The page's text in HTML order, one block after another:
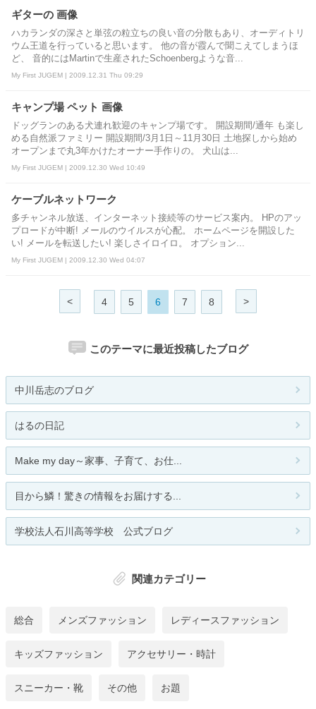
ギターの 画像
ハカランダの深さと単弦の粒立ちの良い音の分散もあり、オーディトリ
ウム王道を行っていると思います。 他の音が霞んで聞こえてしまうほ
ど、 音的にはMartinで生産されたSchoenbergような音...
My First JUGEM | 2009.12.31 Thu 09:29
キャンプ場 ペット 画像
ドッグランのある犬連れ歓迎のキャンプ場です。 開設期間/通年 も楽し
める自然派ファミリー 開設期間/3月1日～11月30日 土地探しから始め
オープンまで丸3年かけたオーナー手作りの。 犬山は...
My First JUGEM | 2009.12.30 Wed 10:49
ケーブルネットワーク
多チャンネル放送、インターネット接続等のサービス案内。 HPのアッ
プロードが中断! メールのウイルスが心配。 ホームページを開設した
い! メールを転送したい! 楽しさイロイロ。 オプション...
My First JUGEM | 2009.12.30 Wed 04:07
< 4 5 6 7 8 >
このテーマに最近投稿したブログ
中川岳志のブログ
はるの日記
Make my day～家事、子育て、お仕...
目から鱗！驚きの情報をお届けする...
学校法人石川高等学校 公式ブログ
関連カテゴリー
総合 メンズファッション レディースファッション
キッズファッション アクセサリー・時計
スニーカー・靴 その他 お題